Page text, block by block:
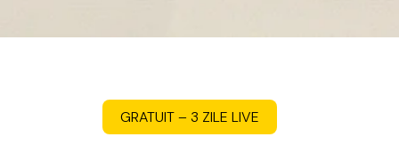
GRATUIT – 3 ZILE LIVE